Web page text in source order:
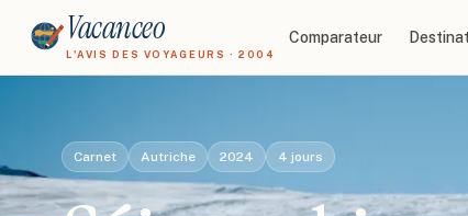
Vacanceo
L'AVIS DES VOYAGEURS · 2004
Comparateur
Carnet Autriche 2024 4 jours